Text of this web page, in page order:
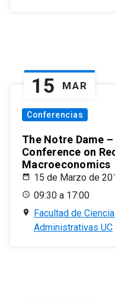
15 MAR
Conferencias
The Notre Dame
Conference on
Macroeconomics
15 de Marzo de
09:30 a 17:00
Facultad de
Administrativas UC